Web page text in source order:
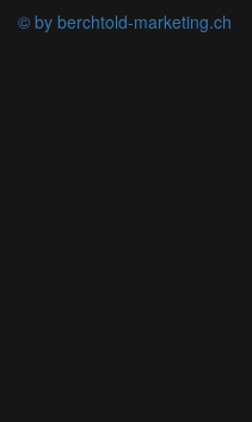
© by berchtold-marketing.ch